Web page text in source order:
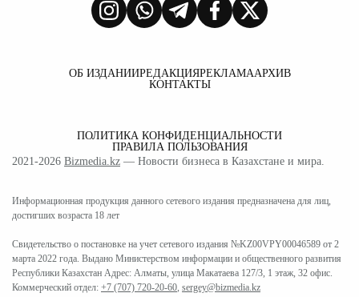
ОБ ИЗДАНИИРЕДАКЦИЯРЕКЛАМААРХИВ
КОНТАКТЫ
ПОЛИТИКА КОНФИДЕНЦИАЛЬНОСТИ
ПРАВИЛА ПОЛЬЗОВАНИЯ
2021-2026 Bizmedia.kz — Новости бизнеса в Казахстане и мира.
Информационная продукция данного сетевого издания предназначена для лиц,
достигших возраста 18 лет
Свидетельство о постановке на учет сетевого издания №KZ00VPY00046589 от 2
марта 2022 года. Выдано Министерством информации и общественного развития
Республики Казахстан Адрес: Алматы, улица Макатаева 127/3, 1 этаж, 32 офис.
Коммерческий отдел: +7 (707) 720-20-60, sergey@bizmedia.kz